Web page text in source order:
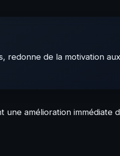
redonne de la motivation
une amélioration